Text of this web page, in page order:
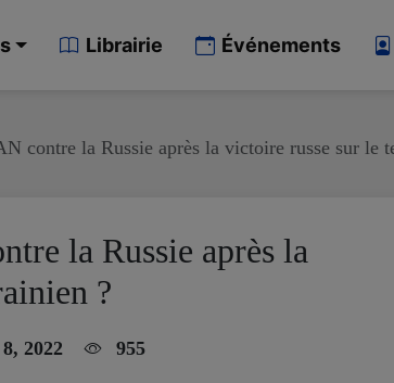
Librairie Événements
contre la Russie après la victoire russe sur le
la Russie après la
?
2022 955